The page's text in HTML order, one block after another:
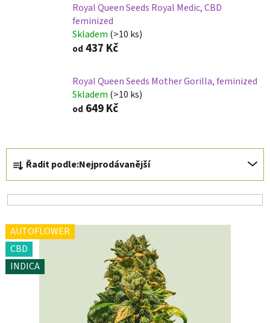
Royal Queen Seeds Royal Medic, CBD
feminized
Skladem (>10 ks)
od 437 Kč
Royal Queen Seeds Mother Gorilla, feminized
Skladem (>10 ks)
od 649 Kč
Ř
z
e
p
r
o
Řadit podle:Nejprodávanější
V
ý
p
i
AUTOFLOWER
CBD
INDICA